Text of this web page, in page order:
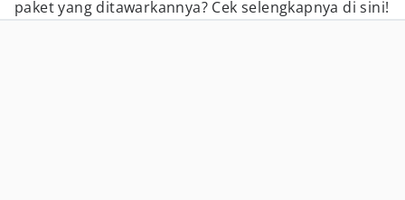
paket yang ditawarkannya? Cek selengkapnya di sini!